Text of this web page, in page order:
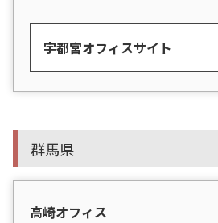
宇都宮オフィスサイト
群馬県
高崎オフィス